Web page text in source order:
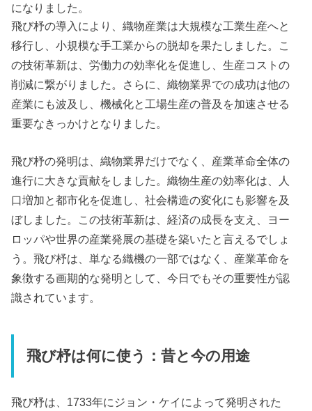
になりました。
飛び杼の導入により、織物産業は大規模な工業生産へと
移行し、小規模な手工業からの脱却を果たしました。こ
の技術革新は、労働力の効率化を促進し、生産コストの
削減に繋がりました。さらに、織物業界での成功は他の
産業にも波及し、機械化と工場生産の普及を加速させる
重要なきっかけとなりました。
飛び杼の発明は、織物業界だけでなく、産業革命全体の
進行に大きな貢献をしました。織物生産の効率化は、人
口増加と都市化を促進し、社会構造の変化にも影響を及
ぼしました。この技術革新は、経済の成長を支え、ヨー
ロッパや世界の産業発展の基礎を築いたと言えるでしょ
う。飛び杼は、単なる織機の一部ではなく、産業革命を
象徴する画期的な発明として、今日でもその重要性が認
識されています。
飛び杼は何に使う：昔と今の用途
飛び杼は、1733年にジョン・ケイによって発明された